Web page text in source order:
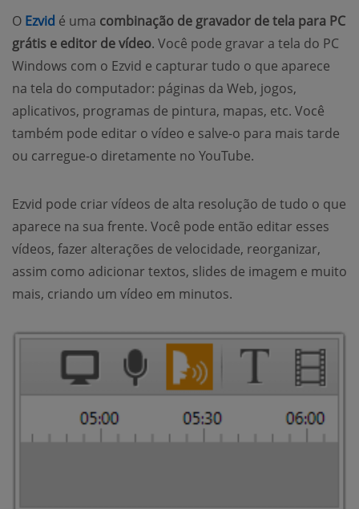
O Ezvid é uma combinação de gravador de tela para PC
grátis e editor de vídeo. Você pode gravar a tela do PC
Windows com o Ezvid e capturar tudo o que aparece
na tela do computador: páginas da Web, jogos,
aplicativos, programas de pintura, mapas, etc. Você
também pode editar o vídeo e salve-o para mais tarde
ou carregue-o diretamente no YouTube.
Ezvid pode criar vídeos de alta resolução de tudo o que
aparece na sua frente. Você pode então editar esses
vídeos, fazer alterações de velocidade, reorganizar,
assim como adicionar textos, slides de imagem e muito
mais, criando um vídeo em minutos.